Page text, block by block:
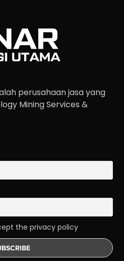
perusahaan jasa yang
Mining Services &
the privacy policy